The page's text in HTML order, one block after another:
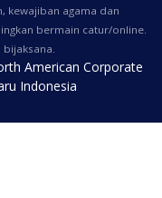
kewajiban agama dan
bermain catur/online.
bijaksana.
American Corporate
Indonesia